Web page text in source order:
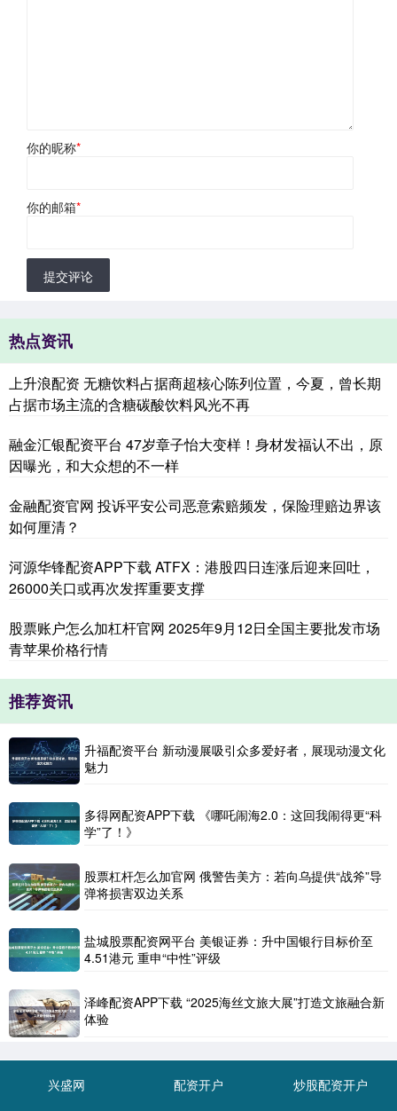
你的昵称*
你的邮箱*
提交评论
热点资讯
上升浪配资 无糖饮料占据商超核心陈列位置，今夏，曾长期
占据市场主流的含糖碳酸饮料风光不再
融金汇银配资平台 47岁章子怡大变样！身材发福认不出，原
因曝光，和大众想的不一样
金融配资官网 投诉平安公司恶意索赔频发，保险理赔边界该
如何厘清？
河源华锋配资APP下载 ATFX：港股四日连涨后迎来回吐，
26000关口或再次发挥重要支撑
股票账户怎么加杠杆官网 2025年9月12日全国主要批发市场
青苹果价格行情
推荐资讯
升福配资平台 新动漫展吸引众多爱好者，展现动漫文化
魅力
多得网配资APP下载 《哪吒闹海2.0：这回我闹得更“科
学”了！》
股票杠杆怎么加官网 俄警告美方：若向乌提供“战斧”导
弹将损害双边关系
盐城股票配资网平台 美银证券：升中国银行目标价至
4.51港元 重申“中性”评级
泽峰配资APP下载 “2025海丝文旅大展”打造文旅融合新
体验
兴盛网 配资开户 炒股配资开户